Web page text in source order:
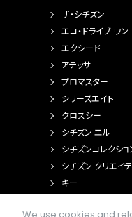
ザ・シチズン
エコ・ドライブ ワン
エクシード
アテッサ
プロマスター
シリーズエイト
クロスシー
シチズン エル
シチズンコレクショ
シチズン クリエイ
キー